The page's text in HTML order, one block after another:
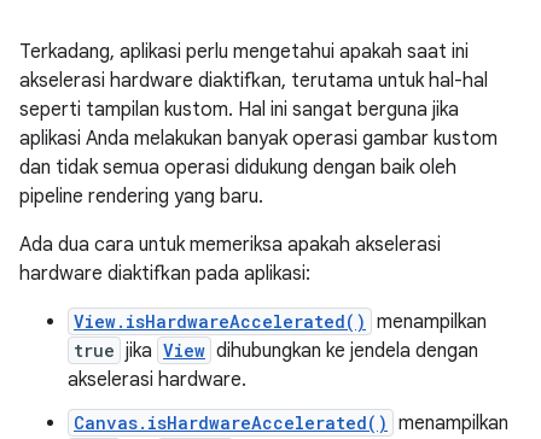
Terkadang, aplikasi perlu mengetahui apakah saat ini
akselerasi hardware diaktifkan, terutama untuk hal-hal
seperti tampilan kustom. Hal ini sangat berguna jika
aplikasi Anda melakukan banyak operasi gambar kustom
dan tidak semua operasi didukung dengan baik oleh
pipeline rendering yang baru.
Ada dua cara untuk memeriksa apakah akselerasi
hardware diaktifkan pada aplikasi:
View.isHardwareAccelerated() menampilkan
true jika View dihubungkan ke jendela dengan
akselerasi hardware.
Canvas.isHardwareAccelerated() menampilkan